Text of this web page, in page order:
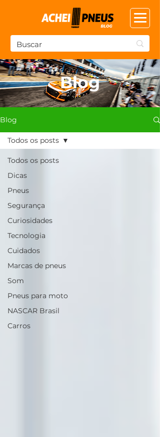
Blog
Blog
Todos os posts
Dicas
Pneus
Segurança
Curiosidades
Tecnologia
Cuidados
Marcas de pneus
Som
Pneus para moto
NASCAR Brasil
Carros
Todos os posts